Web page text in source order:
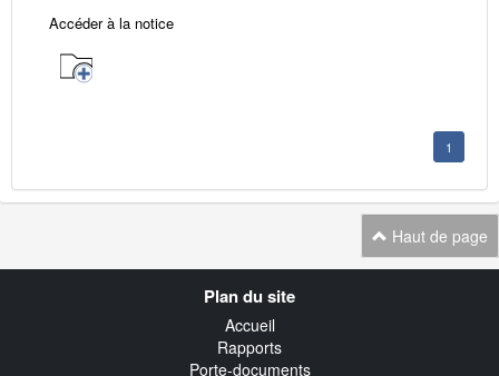
Accéder à la notice
1
Haut de page
Plan du site
Accueil
Rapports
Porte-documents